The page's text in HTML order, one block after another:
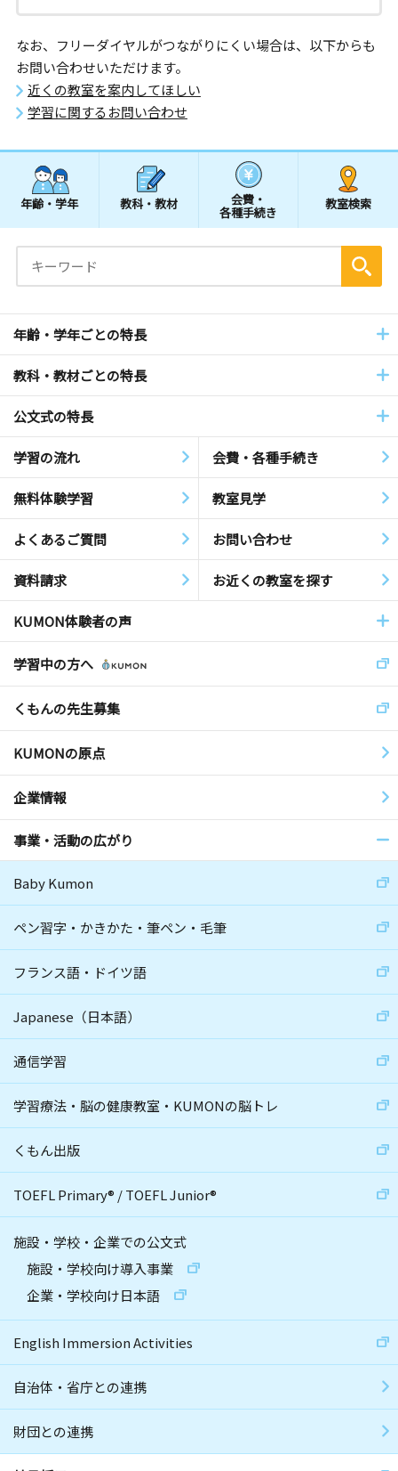
なお、フリーダイヤルがつながりにくい場合は、以下からも
お問い合わせいただけます。
近くの教室を案内してほしい
学習に関するお問い合わせ
年齢・学年 教科・教材 会費・
各種手続き
教室検索
年齢・学年ごとの特長
教科・教材ごとの特長
公文式の特長
学習の流れ 会費・各種手続き
無料体験学習 教室見学
よくあるご質問 お問い合わせ
資料請求 お近くの教室を探す
KUMON体験者の声
学習中の方へ
くもんの先生募集
KUMONの原点
企業情報
事業・活動の広がり
Baby Kumon
ペン習字・かきかた・筆ペン・毛筆
フランス語・ドイツ語
Japanese（日本語）
通信学習
学習療法・脳の健康教室・KUMONの脳トレ
くもん出版
TOEFL Primary® /TOEFL Junior®
施設・学校・企業での公文式
施設・学校向け導入事業
企業・学校向け日本語
English Immersion Activities
自治体・省庁との連携
財団との連携